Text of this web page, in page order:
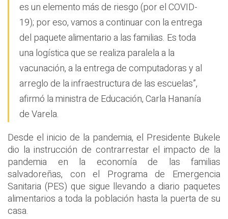
es un elemento más de riesgo (por el COVID-
19); por eso, vamos a continuar con la entrega
del paquete alimentario a las familias. Es toda
una logística que se realiza paralela a la
vacunación, a la entrega de computadoras y al
arreglo de la infraestructura de las escuelas”,
afirmó la ministra de Educación, Carla Hananía
de Varela.
Desde el inicio de la pandemia, el Presidente Bukele
dio la instrucción de contrarrestar el impacto de la
pandemia en la economía de las familias
salvadoreñas, con el Programa de Emergencia
Sanitaria (PES) que sigue llevando a diario paquetes
alimentarios a toda la población hasta la puerta de su
casa.